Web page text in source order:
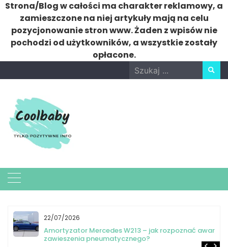
Strona/Blog w całości ma charakter reklamowy, a
zamieszczone na niej artykuły mają na celu
pozycjonowanie stron www. Żaden z wpisów nie
pochodzi od użytkowników, a wszystkie zostały
opłacone.
to
Search
for:
22/07/2026
Amortyzator Mercedes W213 – jak rozpoznać awarię
zawieszenia pneumatycznego?